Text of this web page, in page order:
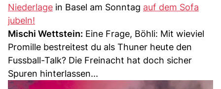
Niederlage in Basel am Sonntag auf dem Sofa
jubeln!
Mischi Wettstein: Eine Frage, Böhli: Mit wieviel
Promille bestreitest du als Thuner heute den
Fussball-Talk? Die Freinacht hat doch sicher
Spuren hinterlassen...